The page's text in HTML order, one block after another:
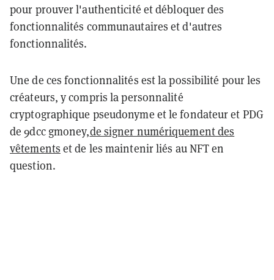
pour prouver l'authenticité et débloquer des
fonctionnalités communautaires et d'autres
fonctionnalités.
Une de ces fonctionnalités est la possibilité pour les
créateurs, y compris la personnalité
cryptographique pseudonyme et le fondateur et PDG
de 9dcc gmoney,de signer numériquement des
vêtements et de les maintenir liés au NFT en
question.